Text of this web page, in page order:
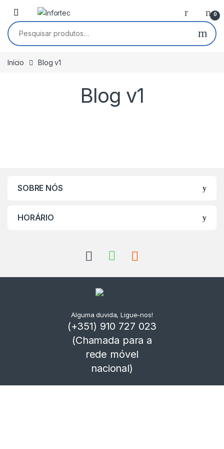
Saltar para navegação
Pular para o conteúdo
0
Pesquisar por:
Início Blog v1
Blog v1
SOBRE NÓS
HORÁRIO
Alguma duvida, Ligue-nos!
(+351) 910 727 023
(Chamada para a
rede móvel
nacional)